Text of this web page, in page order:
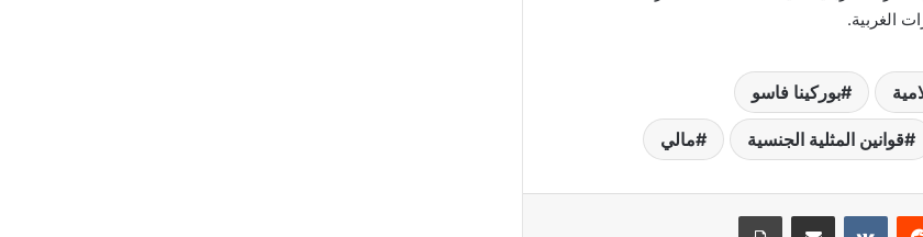
الغربية.
بوركينا فاسو
قوانين المثلية الجنسية مالي